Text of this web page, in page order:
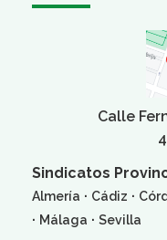
Calle
Sindicatos
Almería · Cádiz ·
· Málaga · Sevilla